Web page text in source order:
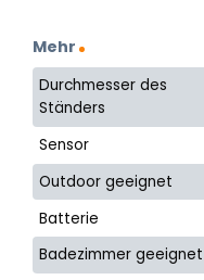
Mehr
Durchmesser des
Ständers
Sensor
Outdoor geeignet
Batterie
Badezimmer geeignet